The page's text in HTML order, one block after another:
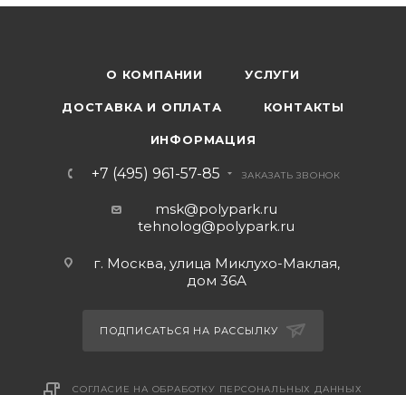
О КОМПАНИИ УСЛУГИ
ДОСТАВКА И ОПЛАТА КОНТАКТЫ
ИНФОРМАЦИЯ
+7 (495) 961-57-85 ЗАКАЗАТЬ ЗВОНОК
msk@polypark.ru
tehnolog@polypark.ru
г. Москва, улица Миклухо-Маклая,
дом 36А
ПОДПИСАТЬСЯ НА РАССЫЛКУ
СОГЛАСИЕ НА ОБРАБОТКУ ПЕРСОНАЛЬНЫХ ДАННЫХ